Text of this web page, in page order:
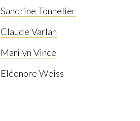
Sandrine Tonnelier
Claude Varlan
Marilyn Vince
Eléonore Weiss